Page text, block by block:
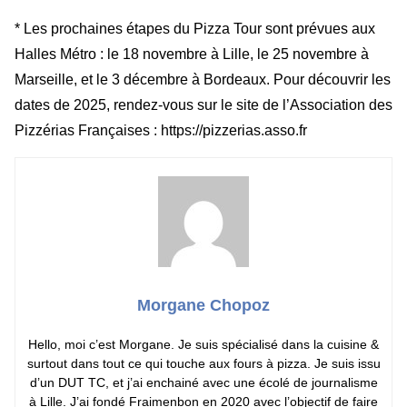
* Les prochaines étapes du Pizza Tour sont prévues aux
Halles Métro : le 18 novembre à Lille, le 25 novembre à
Marseille, et le 3 décembre à Bordeaux. Pour découvrir les
dates de 2025, rendez-vous sur le site de l’Association des
Pizzérias Françaises : https://pizzerias.asso.fr
Morgane Chopoz
Hello, moi c’est Morgane. Je suis spécialisé dans la cuisine &
surtout dans tout ce qui touche aux fours à pizza. Je suis issu
d’un DUT TC, et j’ai enchainé avec une écolé de journalisme
à Lille. J’ai fondé Fraimenbon en 2020 avec l’objectif de faire